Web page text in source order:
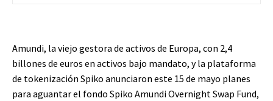
Amundi, la viejo gestora de activos de Europa, con 2,4
billones de euros en activos bajo mandato, y la plataforma
de tokenización Spiko anunciaron este 15 de mayo planes
para aguantar el fondo Spiko Amundi Overnight Swap Fund,